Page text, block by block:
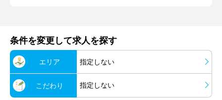
条件を変更して求人を探す
エリア 指定しない
こだわり 指定しない